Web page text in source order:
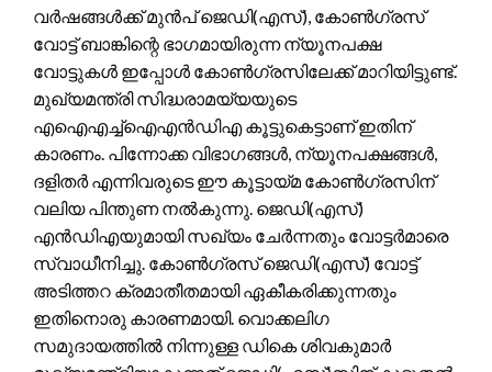
വർഷങ്ങൾക്ക് മുൻപ് ജെഡി(എസ്), കോൺഗ്രസ്
വോട്ട് ബാങ്കിന്റെ ഭാഗമായിരുന്ന ന്യൂനപക്ഷ
വോട്ടുകൾ ഇപ്പോൾ കോൺഗ്രസിലേക്ക് മാറിയിട്ടുണ്ട്.
മുഖ്യമന്ത്രി സിദ്ധരാമയ്യയുടെ
എഐഎച്ച്ഐഎൻഡിഎ കൂട്ടുകെട്ടാണ് ഇതിന്
കാരണം. പിന്നോക്ക വിഭാഗങ്ങൾ, ന്യൂനപക്ഷങ്ങൾ,
ദളിതർ എന്നിവരുടെ ഈ കൂട്ടായ്മ കോൺഗ്രസിന്
വലിയ പിന്തുണ നൽകുന്നു. ജെഡി(എസ്)
എൻഡിഎയുമായി സഖ്യം ചേർന്നതും വോട്ടർമാരെ
സ്വാധീനിച്ചു. കോൺഗ്രസ് ജെഡി(എസ്) വോട്ട്
അടിത്തറ ക്രമാതീതമായി ഏകീകരിക്കുന്നതും
ഇതിനൊരു കാരണമായി. വൊക്കലിഗ
സമുദായത്തിൽ നിന്നുള്ള ഡികെ ശിവകുമാർ